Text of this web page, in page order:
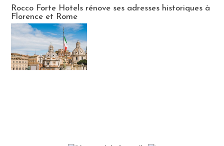
Rocco Forte Hotels rénove ses adresses historiques à
Florence et Rome